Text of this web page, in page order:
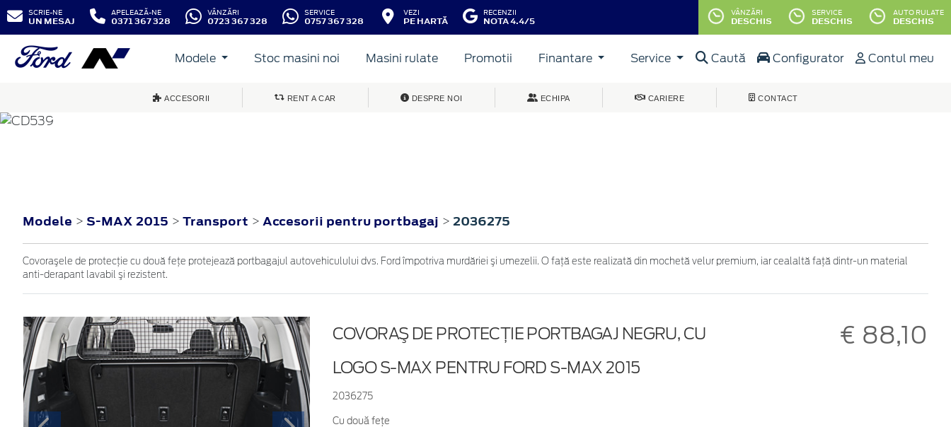
SCRIE-NE
UN MESAJ
APELEAZĂ-NE
0371 367 328
VÂNZĂRI
0723 367 328
SERVICE
0757 367 328
VEZI
PE HARTĂ
RECENZII
NOTA 4.4/5
VÂNZĂRI
DESCHIS
SERVICE
DESCHIS
AUTO RULATE
DESCHIS
Modele Stoc masini noi Masini rulate Promotii Finantare Service Caută Configurator Contul meu
ACCESORII RENT A CAR DESPRE NOI ECHIPA CARIERE CONTACT
S-MAX
Modele > S-MAX 2015 > Transport > Accesorii pentru portbagaj > 2036275
Covoraşele de protecţie cu două feţe protejează portbagajul autovehiculului dvs. Ford împotriva murdăriei şi umezelii. O faţă este realizată din mochetă velur premium, iar cealaltă faţă dintr-un material
anti-derapant lavabil şi rezistent.
COVORAŞ DE PROTECŢIE PORTBAGAJ NEGRU, CU
LOGO S-MAX PENTRU FORD S-MAX 2015
2036275
€ 88,10
Cu două fețe